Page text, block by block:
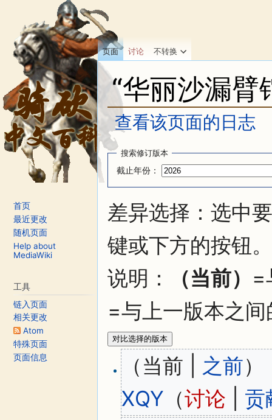
“华丽沙漏臂
查看该页面的日志
跳转至：
搜索修订版本
截止年份：
差异选择：选中
键或下方的按钮。
说明：
（当前） =
=与上一版本之
（当前 | 之前）
XQY （讨论
贡
页面 讨论 不转换
首页
最近更改
随机页面
Help about
MediaWiki
工具
链入页面
相关更改
Atom
特殊页面
页面信息